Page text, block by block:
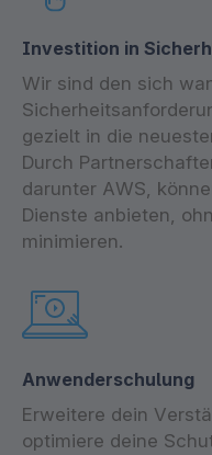
Investition in
Wir sind den sich
gezielt in die
Durch
darunter AWS,
Dienste anbieten,
minimieren.
Anwenderschulung
Erweitere dein
optimiere deine